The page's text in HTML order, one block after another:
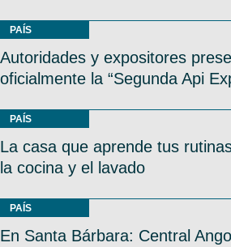
PAÍS
Autoridades y expositores
oficialmente la “Segunda Api
PAÍS
La casa que aprende tus
la cocina y el lavado
PAÍS
En Santa Bárbara: Central